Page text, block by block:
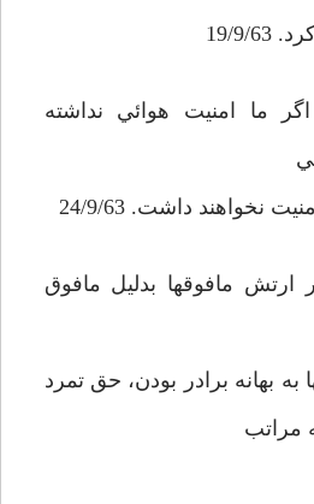
9/63
ما امنيت هوائي نداشته
نخواهند داشت. 24/9/63
مافوقها بدليل مافوق
به بهانه برادر بودن، حق تمرد
مراتب